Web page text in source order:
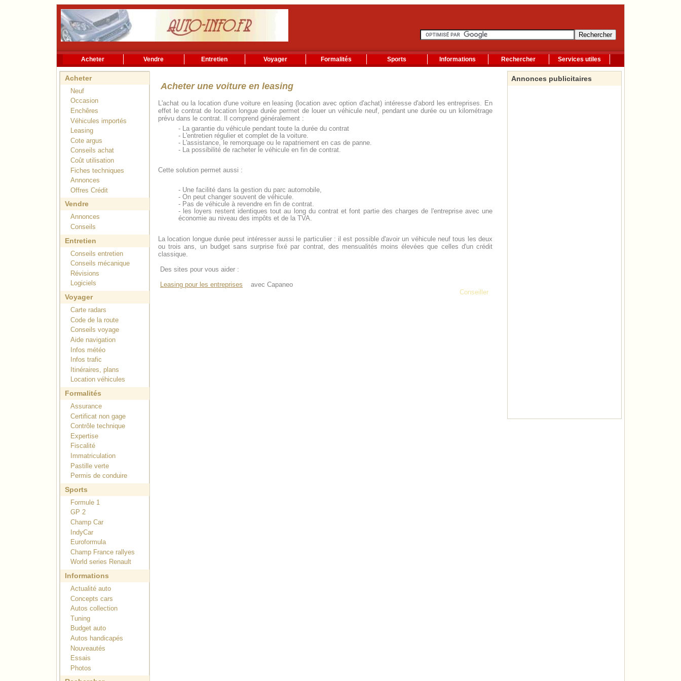
Acheter Vendre Entretien Voyager Formalités Sports Informations Rechercher Services utiles
Acheter
Neuf
Occasion
Enchêres
Véhicules importés
Leasing
Cote argus
Conseils achat
Coût utilisation
Fiches techniques
Annonces
Offres Crédit
Vendre
Annonces
Conseils
Entretien
Conseils entretien
Conseils mécanique
Révisions
Logiciels
Voyager
Carte radars
Code de la route
Conseils voyage
Aide navigation
Infos météo
Infos trafic
Itinéraires, plans
Location véhicules
Formalités
Assurance
Certificat non gage
Contrôle technique
Expertise
Fiscalité
Immatriculation
Pastille verte
Permis de conduire
Sports
Formule 1
GP 2
Champ Car
IndyCar
Euroformula
Champ France rallyes
World series Renault
Informations
Actualité auto
Concepts cars
Autos collection
Tuning
Budget auto
Autos handicapés
Nouveautés
Essais
Photos
Annonces publicitaires
Acheter une voiture en leasing
L'achat ou la location d'une voiture en leasing (location avec option d'achat) intéresse d'abord les entreprises. En
effet le contrat de location longue durée permet de louer un véhicule neuf, pendant une durée ou un kilométrage
prévu dans le contrat. Il comprend généralement :
- La garantie du véhicule pendant toute la durée du contrat
- L'entretien régulier et complet de la voiture.
- L'assistance, le remorquage ou le rapatriement en cas de panne.
- La possibilité de racheter le véhicule en fin de contrat.
Cette solution permet aussi :
- Une facilité dans la gestion du parc automobile,
- On peut changer souvent de véhicule.
- Pas de véhicule à revendre en fin de contrat.
- les loyers restent identiques tout au long du contrat et font partie des charges de l'entreprise avec une
économie au niveau des impôts et de la TVA.
La location longue durée peut intéresser aussi le particulier : il est possible d'avoir un véhicule neuf tous les deux
ou trois ans, un budget sans surprise fixé par contrat, des mensualités moins élevées que celles d'un crédit
classique.
Des sites pour vous aider :
Leasing pour les entreprises avec Capaneo
Conseiller